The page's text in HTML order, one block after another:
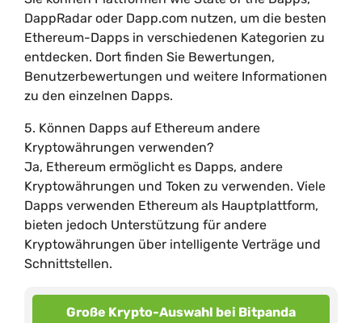
DappRadar oder Dapp.com nutzen, um die besten
Ethereum-Dapps in verschiedenen Kategorien zu
entdecken. Dort finden Sie Bewertungen,
Benutzerbewertungen und weitere Informationen
zu den einzelnen Dapps.
5. Können Dapps auf Ethereum andere
Kryptowährungen verwenden?
Ja, Ethereum ermöglicht es Dapps, andere
Kryptowährungen und Token zu verwenden. Viele
Dapps verwenden Ethereum als Hauptplattform,
bieten jedoch Unterstützung für andere
Kryptowährungen über intelligente Verträge und
Schnittstellen.
Große Krypto-Auswahl bei Bitpanda